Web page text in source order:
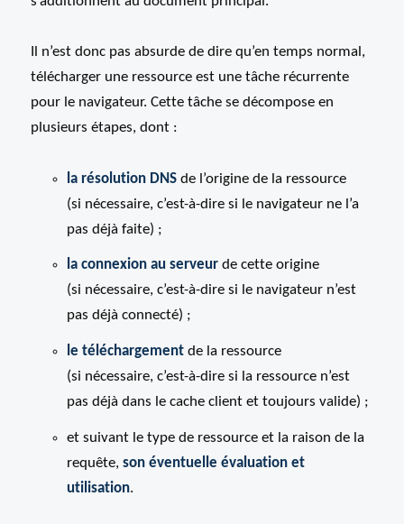
Il n’est donc pas absurde de dire qu’en temps normal,
télécharger une ressource est une tâche récurrente
pour le navigateur. Cette tâche se décompose en
plusieurs étapes, dont :
la résolution DNSde l’origine de la ressource
(si nécessaire, c’est-à-dire si le navigateur ne l’a
pas déjà faite) ;
la connexion au serveurde cette origine
(si nécessaire, c’est-à-dire si le navigateur n’est
pas déjà connecté) ;
le téléchargementde la ressource
(si nécessaire, c’est-à-dire si la ressource n’est
pas déjà dans le cache client et toujours valide) ;
et suivant le type de ressource et la raison de la
requête, son éventuelle évaluation et
utilisation.